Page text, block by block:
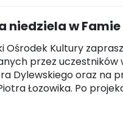
niedziela w Famie
Ośrodek Kultury
przez
Dylewskiego oraz na
Łozowika. Po